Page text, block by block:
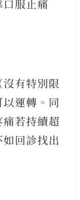
服止痛
有特別限
運轉。同
若持續超
回診找出